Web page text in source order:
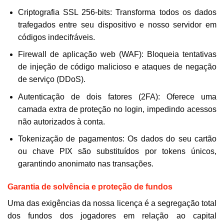
Criptografia SSL 256-bits: Transforma todos os dados
trafegados entre seu dispositivo e nosso servidor em
códigos indecifráveis.
Firewall de aplicação web (WAF): Bloqueia tentativas
de injeção de código malicioso e ataques de negação
de serviço (DDoS).
Autenticação de dois fatores (2FA): Oferece uma
camada extra de proteção no login, impedindo acessos
não autorizados à conta.
Tokenização de pagamentos: Os dados do seu cartão
ou chave PIX são substituídos por tokens únicos,
garantindo anonimato nas transações.
Garantia de solvência e proteção de fundos
Uma das exigências da nossa licença é a segregação total
dos fundos dos jogadores em relação ao capital